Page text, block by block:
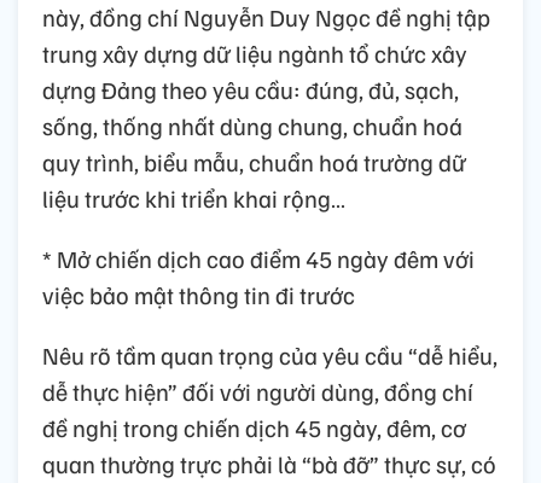
này, đồng chí Nguyễn Duy Ngọc đề nghị tập
trung xây dựng dữ liệu ngành tổ chức xây
dựng Đảng theo yêu cầu: đúng, đủ, sạch,
sống, thống nhất dùng chung, chuẩn hoá
quy trình, biểu mẫu, chuẩn hoá trường dữ
liệu trước khi triển khai rộng…
* Mở chiến dịch cao điểm 45 ngày đêm với
việc bảo mật thông tin đi trước
Nêu rõ tầm quan trọng của yêu cầu “dễ hiểu,
dễ thực hiện” đối với người dùng, đồng chí
đề nghị trong chiến dịch 45 ngày, đêm, cơ
quan thường trực phải là “bà đỡ” thực sự, có